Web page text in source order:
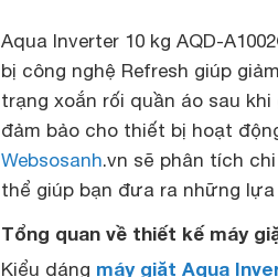
Aqua Inverter 10 kg AQD-
bị công nghệ Refresh giúp
trạng xoắn rối quần áo sau
đảm bảo cho thiết bị hoạt
Websosanh.vn sẽ phân tích
thể giúp bạn đưa ra những
Tổng quan về thiết kế máy
Kiểu dáng máy giặt Aqua